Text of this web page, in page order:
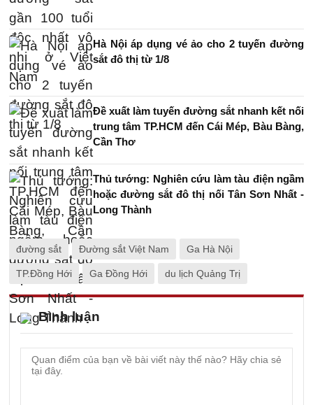
Hà Nội áp dụng vé ảo cho 2 tuyến đường
sắt đô thị từ 1/8
Đề xuất làm tuyến đường sắt nhanh kết nối
trung tâm TP.HCM đến Cái Mép, Bàu Bàng,
Cần Thơ
Thủ tướng: Nghiên cứu làm tàu điện ngầm
hoặc đường sắt đô thị nối Tân Sơn Nhất -
Long Thành
đường sắt Đường sắt Việt Nam Ga Hà Nội
TP.Đồng Hới Ga Đồng Hới du lịch Quảng Trị
Bình luận